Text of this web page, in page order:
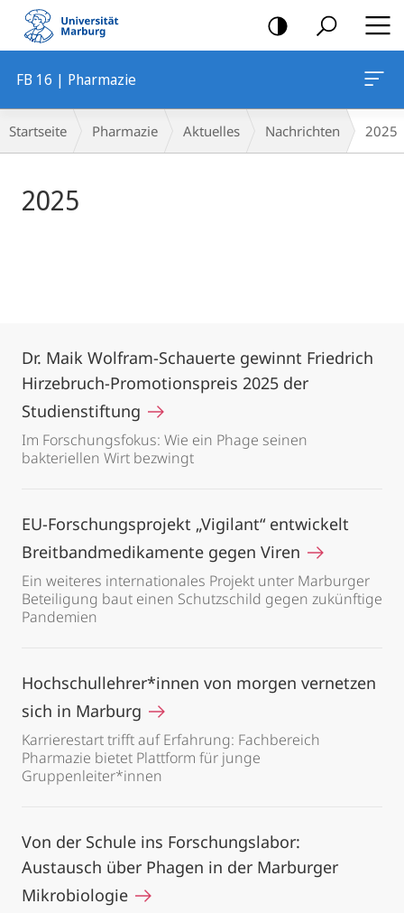
Mobile-
Navigation
FB 16 | Pharmazie
Hauptinhalt
Breadcrumb-
Navigation
Startseite Pharmazie Aktuelles Nachrichten 2025
2025
Dr. Maik Wolfram-Schauerte gewinnt Friedrich
Hirzebruch-Promotionspreis 2025 der
Studienstiftung
Im Forschungsfokus: Wie ein Phage seinen
bakteriellen Wirt bezwingt
EU-Forschungsprojekt „Vigilant“ entwickelt
Breitbandmedikamente gegen Viren
Ein weiteres internationales Projekt unter Marburger
Beteiligung baut einen Schutzschild gegen zukünftige
Pandemien
Hochschullehrer*innen von morgen vernetzen
sich in Marburg
Karrierestart trifft auf Erfahrung: Fachbereich
Pharmazie bietet Plattform für junge
Gruppenleiter*innen
Von der Schule ins Forschungslabor:
Austausch über Phagen in der Marburger
Mikrobiologie